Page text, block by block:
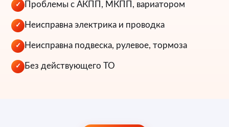
✓ Проблемы с АКПП, МКПП, вариатором
✓ Неисправна электрика и проводка
✓ Неисправна подвеска, рулевое, тормоза
✓ Без действующего ТО